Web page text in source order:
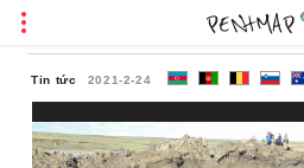
Tin tức 2021-2-24